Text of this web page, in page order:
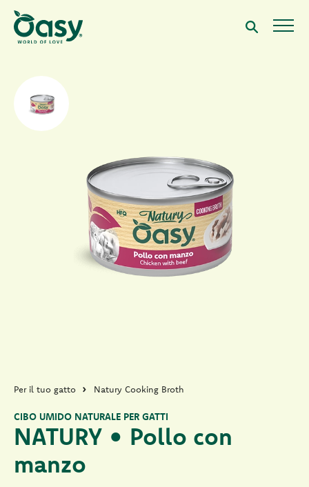
Per il tuo gatto Natury Cooking Broth
NATURY • Pollo con
manzo
CIBO UMIDO NATURALE PER GATTI